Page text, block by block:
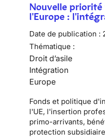
Nouvelle priorité
l'Europe :
Date de publication :
Thématique :
Droit d’asile
Intégration
Europe
Fonds et politique
l'UE, l'insertion
primo-arrivants,
protection